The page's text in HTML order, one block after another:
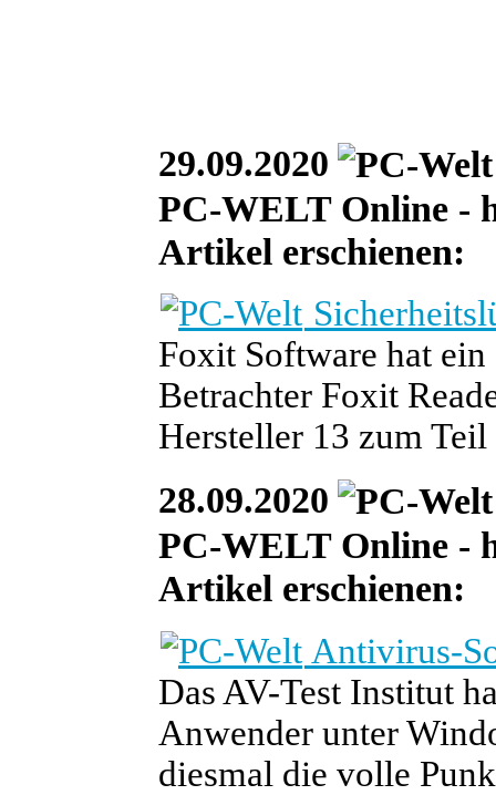
29.09.2020
PC-WELT Online -
Artikel erschienen:
Foxit Software hat
Betrachter Foxit
Hersteller 13 zum
28.09.2020
PC-WELT Online -
Artikel erschienen:
Antivirus-
Das AV-Test Institut
Anwender unter
diesmal die volle